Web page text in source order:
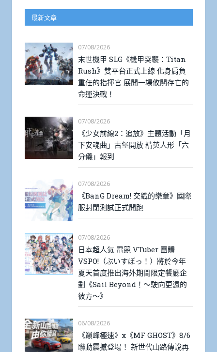
最新文章
07/08/2026
末世機甲 SLG《機甲突襲：Titan
Rush》雙平台正式上線 化身肩負
重任的指揮官 展開一場攸關存亡的
命運決戰！
07/08/2026
《少女前線2：追放》主題活動「月
下安魂曲」古堡開放 精英人形「六
分儀」報到
07/08/2026
《BanG Dream! 交織的樂章》國際
服封閉測試正式開跑
07/08/2026
日本超人氣 電競 VTuber 團體
VSPO!（ぶいすぽっ！）將於今年
夏天首度推出海外期間限定餐廳企
劃《Sail Beyond！～駛向更遠的
彼方～》
06/08/2026
《巔峰極速》x《MF GHOST》8/6
聯動震撼登場！ 新世代山路傳說再